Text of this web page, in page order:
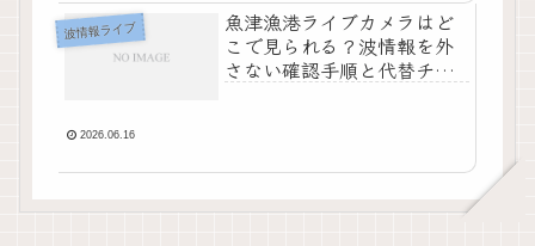
波情報ライブ
魚津漁港ライブカメラはど
こで見られる？波情報を外
さない確認手順と代替チェ
2026.06.16